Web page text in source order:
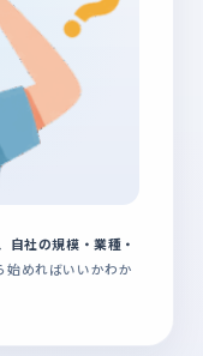
社の規模・業種・
始めればいいかわか